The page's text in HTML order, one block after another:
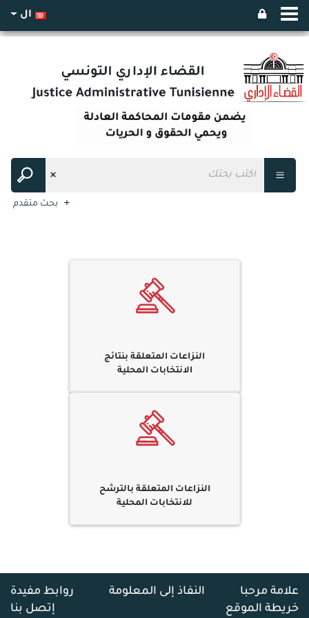
ال
بحث متقدم
النزاعات المتعلقة بنتائج
الانتخابات المحلية
النزاعات المتعلقة بالترشح
للانتخابات المحلية
علامة مرحبا النفاذ إلى المعلومة
روابط مفيدة
خريطة الموقع
إتصل بنا